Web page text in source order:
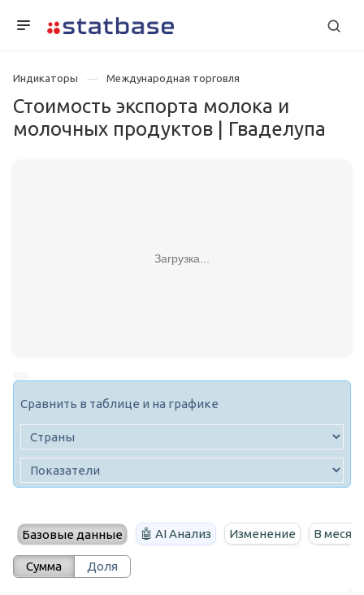
Индикаторы Международная торговля
Стоимость экспорта молока и
молочных продуктов | Гваделупа
Загрузка...
Сравнить в таблице и на графике
Базовые данные 🤖 AI Анализ Изменение В месяц
Сумма Доля